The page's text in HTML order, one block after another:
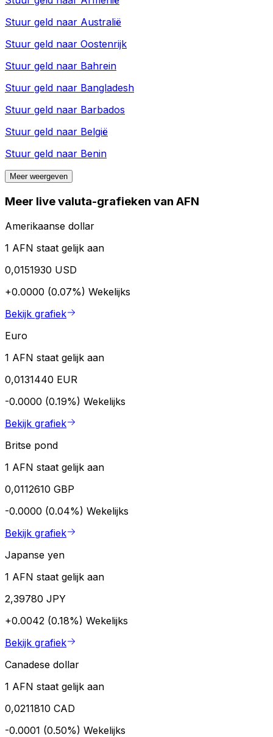
Stuur geld naar Australië
Stuur geld naar Oostenrijk
Stuur geld naar Bahrein
Stuur geld naar Bangladesh
Stuur geld naar Barbados
Stuur geld naar België
Stuur geld naar Benin
Meer weergeven
Meer live valuta-grafieken van AFN
Amerikaanse dollar
1 AFN staat gelijk aan
0,0151930 USD
+0.0000 (0.07%) Wekelijks
Bekijk grafiek
Euro
1 AFN staat gelijk aan
0,0131440 EUR
-0.0000 (0.19%) Wekelijks
Bekijk grafiek
Britse pond
1 AFN staat gelijk aan
0,0112610 GBP
-0.0000 (0.04%) Wekelijks
Bekijk grafiek
Japanse yen
1 AFN staat gelijk aan
2,39780 JPY
+0.0042 (0.18%) Wekelijks
Bekijk grafiek
Canadese dollar
1 AFN staat gelijk aan
0,0211810 CAD
-0.0001 (0.50%) Wekelijks